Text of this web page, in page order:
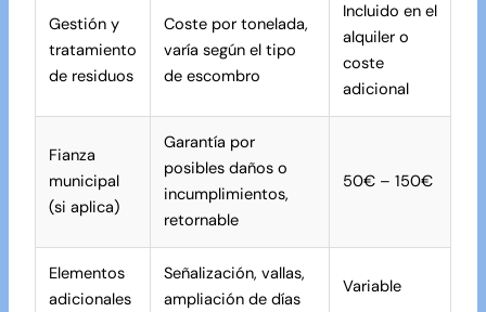
Gestión y
tratamiento
de residuos
Coste por tonelada,
varía según el tipo
de escombro
Incluido en el
alquiler o
coste
adicional
Fianza
municipal
(si aplica)
Garantía por
posibles daños o
incumplimientos,
retornable
50€ – 150€
Elementos
adicionales
Señalización, vallas,
ampliación de días
Variable